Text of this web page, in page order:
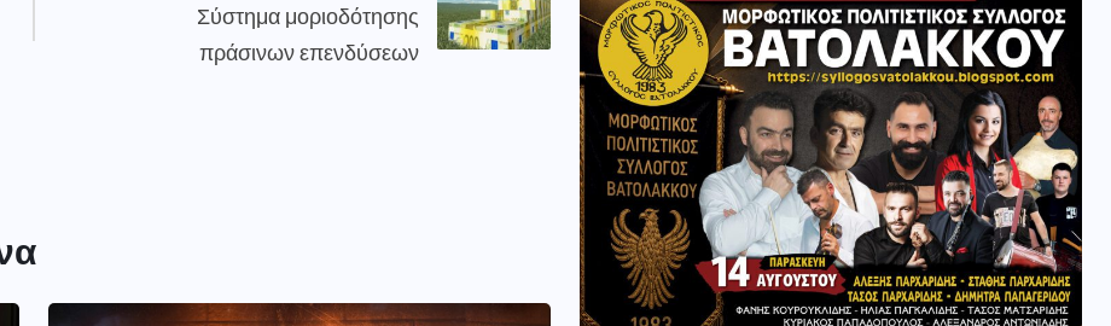
Σύστημα μοριοδότησης
πράσινων επενδύσεων